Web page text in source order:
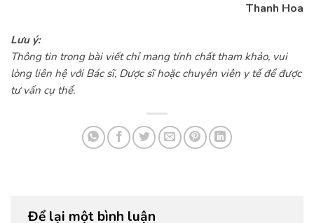
Thanh Hoa
Lưu ý:
Thông tin trong bài viết chỉ mang tính chất tham khảo, vui
lòng liên hệ với Bác sĩ, Dược sĩ hoặc chuyên viên y tế để được
tư vấn cụ thể.
Để lại một bình luận